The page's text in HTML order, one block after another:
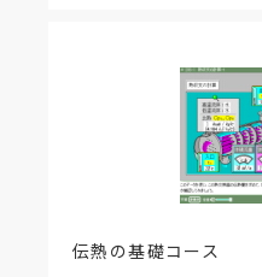
伝熱の基礎コース